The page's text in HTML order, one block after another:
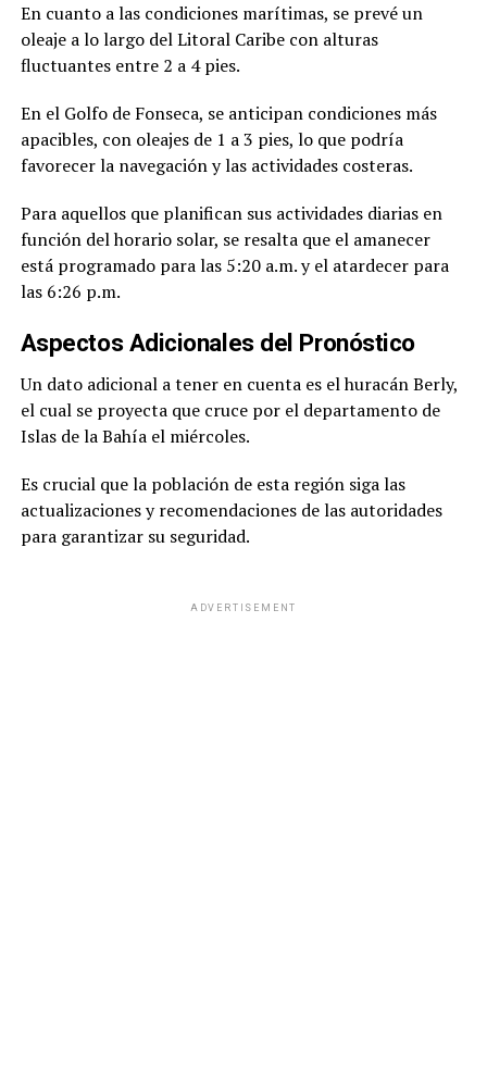
En cuanto a las condiciones marítimas, se prevé un
oleaje a lo largo del Litoral Caribe con alturas
fluctuantes entre 2 a 4 pies.
En el Golfo de Fonseca, se anticipan condiciones más
apacibles, con oleajes de 1 a 3 pies, lo que podría
favorecer la navegación y las actividades costeras.
Para aquellos que planifican sus actividades diarias en
función del horario solar, se resalta que el amanecer
está programado para las 5:20 a.m. y el atardecer para
las 6:26 p.m.
Aspectos Adicionales del Pronóstico
Un dato adicional a tener en cuenta es el huracán Berly,
el cual se proyecta que cruce por el departamento de
Islas de la Bahía el miércoles.
Es crucial que la población de esta región siga las
actualizaciones y recomendaciones de las autoridades
para garantizar su seguridad.
ADVERTISEMENT